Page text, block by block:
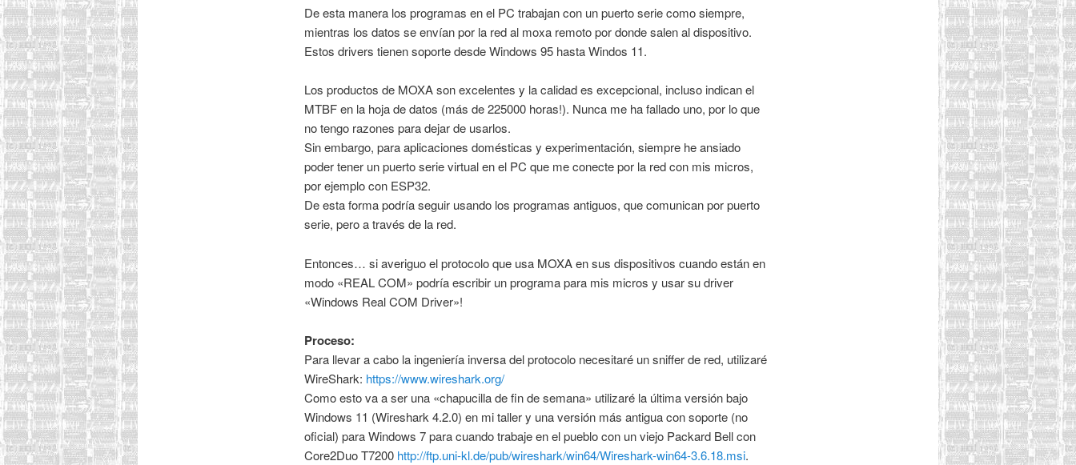
De esta manera los programas en el PC trabajan con un puerto serie como siempre,
mientras los datos se envían por la red al moxa remoto por donde salen al dispositivo.
Estos drivers tienen soporte desde Windows 95 hasta Windos 11.
Los productos de MOXA son excelentes y la calidad es excepcional, incluso indican el
MTBF en la hoja de datos (más de 225000 horas!). Nunca me ha fallado uno, por lo que
no tengo razones para dejar de usarlos.
Sin embargo, para aplicaciones domésticas y experimentación, siempre he ansiado
poder tener un puerto serie virtual en el PC que me conecte por la red con mis micros,
por ejemplo con ESP32.
De esta forma podría seguir usando los programas antiguos, que comunican por puerto
serie, pero a través de la red.
Entonces… si averiguo el protocolo que usa MOXA en sus dispositivos cuando están en
modo «REAL COM» podría escribir un programa para mis micros y usar su driver
«Windows Real COM Driver»!
Proceso:
Para llevar a cabo la ingeniería inversa del protocolo necesitaré un sniffer de red, utilizaré
WireShark: https://www.wireshark.org/
Como esto va a ser una «chapucilla de fin de semana» utilizaré la última versión bajo
Windows 11 (Wireshark 4.2.0) en mi taller y una versión más antigua con soporte (no
oficial) para Windows 7 para cuando trabaje en el pueblo con un viejo Packard Bell con
Core2Duo T7200 http://ftp.uni-kl.de/pub/wireshark/win64/Wireshark-win64-3.6.18.msi.